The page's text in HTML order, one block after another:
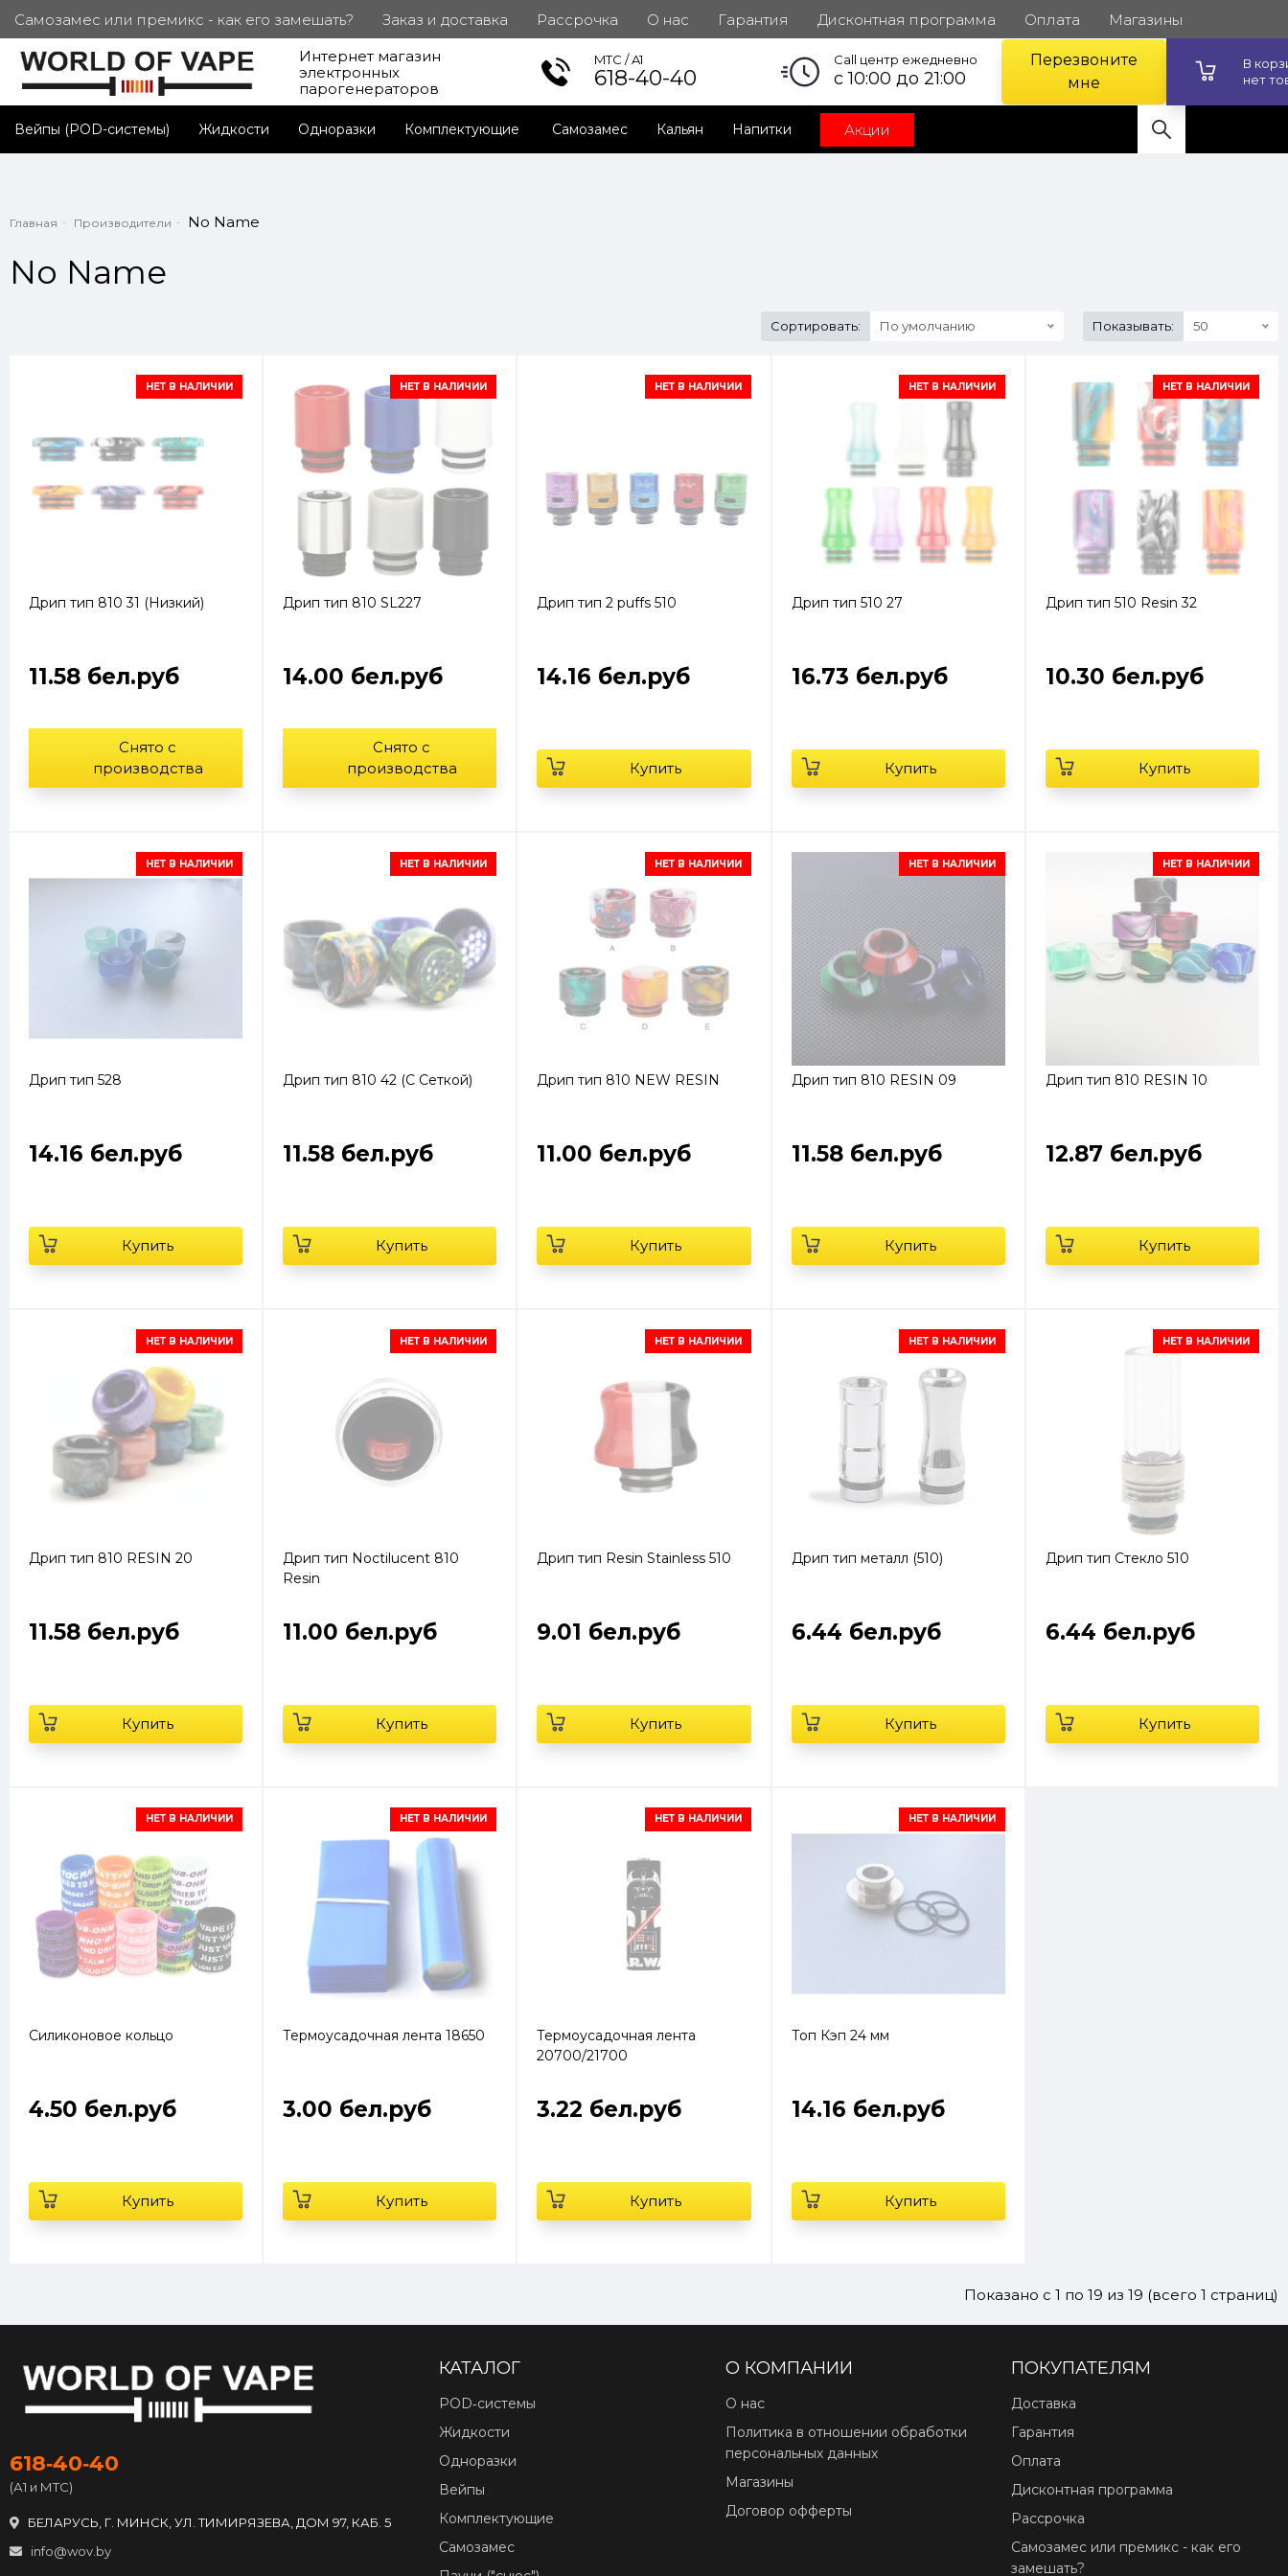
Самозамес или премикс - как его замешать? Заказ и доставка Рассрочка О нас Гарантия Дисконтная программа Оплата Магазины
ПОД. СЕРТИФИКАТЫ Партнерам Личный кабинет
Интернет магазин
электронных
парогенераторов
MTC / A1
618-40-40
Call центр ежедневно
с 10:00 до 21:00
Перезвоните
мне
В
нет
Вейпы (POD-системы) Жидкости Одноразки Комплектующие Самозамес Кальян Напитки Акции
Главная Производители No Name
No Name
Сортировать: По умолчанию Показывать: 50
НЕТ В НАЛИЧИИ
Дрип тип 810 31 (Низкий)
11.58 бел.руб
Снято с
производства
НЕТ В НАЛИЧИИ
Дрип тип 810 SL227
14.00 бел.руб
Снято с
производства
НЕТ В НАЛИЧИИ
Дрип тип 2 puffs 510
14.16 бел.руб
Купить
НЕТ В НАЛИЧИИ
Дрип тип 510 27
16.73 бел.руб
Купить
НЕТ В НАЛИЧИИ
Дрип тип 510 Resin 32
10.30 бел.руб
Купить
НЕТ В НАЛИЧИИ
Дрип тип 528
14.16 бел.руб
Купить
НЕТ В НАЛИЧИИ
Дрип тип 810 42 (С Сеткой)
11.58 бел.руб
Купить
НЕТ В НАЛИЧИИ
Дрип тип 810 NEW RESIN
11.00 бел.руб
Купить
НЕТ В НАЛИЧИИ
Дрип тип 810 RESIN 09
11.58 бел.руб
Купить
НЕТ В НАЛИЧИИ
Дрип тип 810 RESIN 10
12.87 бел.руб
Купить
НЕТ В НАЛИЧИИ
Дрип тип 810 RESIN 20
11.58 бел.руб
Купить
НЕТ В НАЛИЧИИ
Дрип тип Noctilucent 810
Resin
11.00 бел.руб
Купить
НЕТ В НАЛИЧИИ
Дрип тип Resin Stainless 510
9.01 бел.руб
Купить
НЕТ В НАЛИЧИИ
Дрип тип металл (510)
6.44 бел.руб
Купить
НЕТ В НАЛИЧИИ
Дрип тип Стекло 510
6.44 бел.руб
Купить
НЕТ В НАЛИЧИИ
Силиконовое кольцо
4.50 бел.руб
Купить
НЕТ В НАЛИЧИИ
Термоусадочная лента 18650
3.00 бел.руб
Купить
НЕТ В НАЛИЧИИ
Термоусадочная лента
20700/21700
3.22 бел.руб
Купить
НЕТ В НАЛИЧИИ
Топ Кэп 24 мм
14.16 бел.руб
Купить
Показано с 1 по 19 из 19 (всего 1 страниц)
618‑40‑40
(А1 и МТС)
БЕЛАРУСЬ, Г. МИНСК, УЛ. ТИМИРЯЗЕВА, ДОМ 97, КАБ. 5
info@wov.by
КАТАЛОГ
POD‑системы
Жидкости
Одноразки
Вейпы
Комплектующие
Самозамес
О КОМПАНИИ
О нас
Политика в отношении обработки
персональных данных
Магазины
Договор офферты
ПОКУПАТЕЛЯМ
Доставка
Гарантия
Оплата
Дисконтная программа
Рассрочка
Самозамес или премикс - как его
замешать?